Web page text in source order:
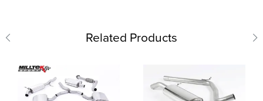
Related Products